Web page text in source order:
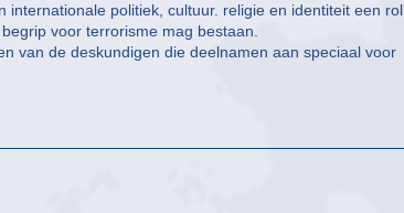
politiek, cultuur. religie en identiteit een rol
voor terrorisme mag bestaan.
van de deskundigen die deelnamen aan speciaal voor